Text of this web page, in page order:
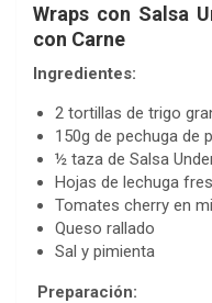
Wraps con Salsa
con Carne
Ingredientes:
2 tortillas de trigo
150g de pechuga de
½ taza de Salsa
Hojas de lechuga
Tomates cherry en
Queso rallado
Sal y pimienta
Preparación: